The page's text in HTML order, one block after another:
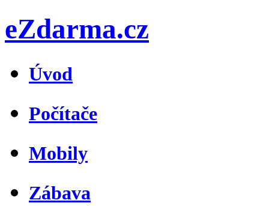
eZdarma.cz
Úvod
Počítače
Mobily
Zábava